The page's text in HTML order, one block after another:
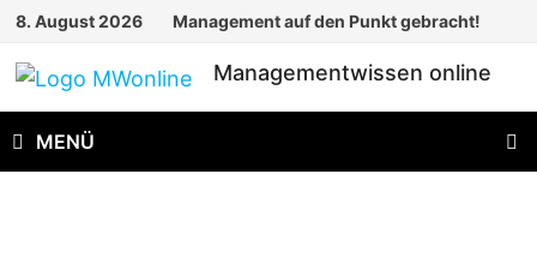
Zum
springen
8. August 2026 Management auf den Punkt gebracht!
Managementwissen online
MENÜ